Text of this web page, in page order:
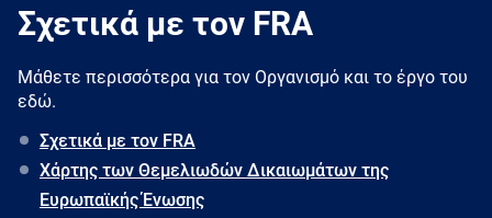
Σχετικά με τον FRA
Μάθετε περισσότερα για τον Oργανισμό και το έργο του
εδώ.
Σχετικά με τον FRA
Χάρτης των Θεμελιωδών Δικαιωμάτων της
Ευρωπαϊκής Ένωσης